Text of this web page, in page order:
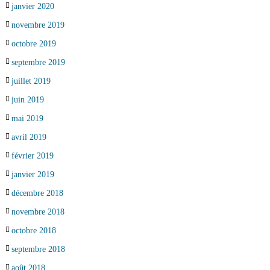
janvier 2020
novembre 2019
octobre 2019
septembre 2019
juillet 2019
juin 2019
mai 2019
avril 2019
février 2019
janvier 2019
décembre 2018
novembre 2018
octobre 2018
septembre 2018
août 2018